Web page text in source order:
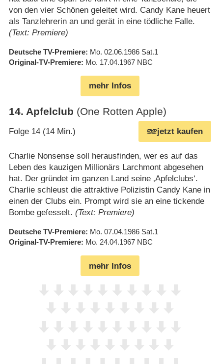
von den vier Schönen geleitet wird. Candy Kane heuert
als Tanzlehrerin an und gerät in eine tödliche Falle.
(Text: Premiere)
Deutsche TV-Premiere Mo. 02.06.1986 Sat.1
Original-TV-Premiere Mo. 17.04.1967 NBC
mehr Infos
14. Apfelclub (One Rotten Apple)
Folge 14 (14 Min.) jetzt kaufen
Charlie Nonsense soll herausfinden, wer es auf das
Leben des kauzigen Millionärs Larchmont abgesehen
hat. Der gründet im ganzen Land seine ‚Apfelclubs‘.
Charlie schleust die attraktive Polizistin Candy Kane in
einen der Clubs ein. Prompt wird sie an eine tickende
Bombe gefesselt. (Text: Premiere)
Deutsche TV-Premiere Mo. 07.04.1986 Sat.1
Original-TV-Premiere Mo. 24.04.1967 NBC
mehr Infos